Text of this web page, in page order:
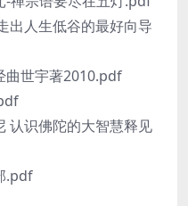
出人生低谷的最好向导
曲世宇著2010.pdf
认识佛陀的大智慧释见
.pdf